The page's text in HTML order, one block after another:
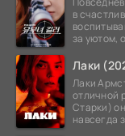
в
за уютом,
Лаки
Лаки
отличной
Старки)
навсегда